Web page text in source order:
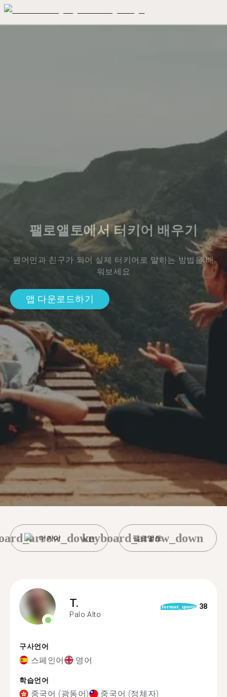
팰로앨토에서 터키어 배우기
원어민과 친구가 되어 실제 터키어로 말하는 방법을 배
워보세요
앱 다운로드하기
터키어 팰로앨토
keyboard_arrow_down
T.
Palo Alto
format_quote 38
구사언어
스페인어 영어
학습언어
중국어 (광동어)
중국어 (정체자)